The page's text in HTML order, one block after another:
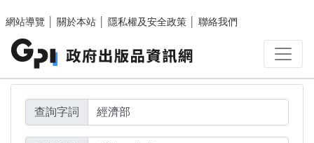
網站導覽
關於本站 隱私權及安全政策 聯絡我們
搜尋結果頁面
查詢字詞